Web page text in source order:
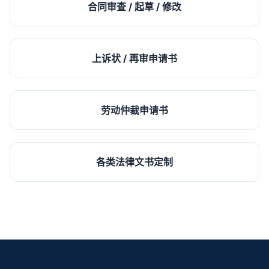
合同审查 / 起草 / 修改
上诉状 / 再审申请书
劳动仲裁申请书
各类法律文书定制